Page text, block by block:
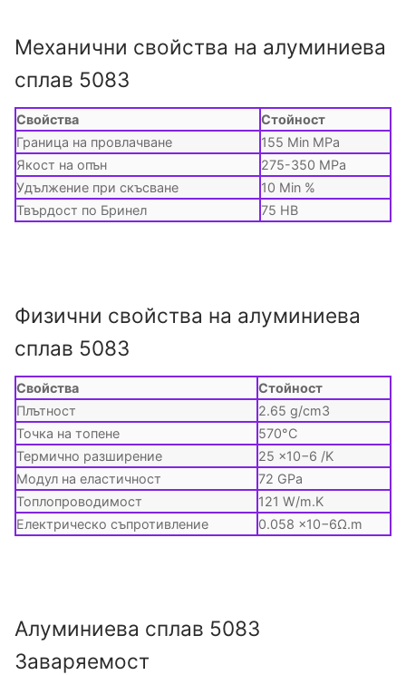
Механични свойства на алуминиева
сплав 5083
Свойства
Стойност
Граница на провлачване
155 Min MPa
Якост на опън
275-350 MPa
Удължение при скъсване
10 Min %
Твърдост по Бринел
75 HB
Физични свойства на алуминиева
сплав 5083
Свойства
Стойност
Плътност
2.65 g/cm3
Точка на топене
570°C
Термично разширение
25 ×10−6 /K
Модул на еластичност
72 GPa
Топлопроводимост
121 W/m.K
Електрическо съпротивление
0.058 ×10−6Ω.m
Алуминиева сплав 5083
Заваряемост